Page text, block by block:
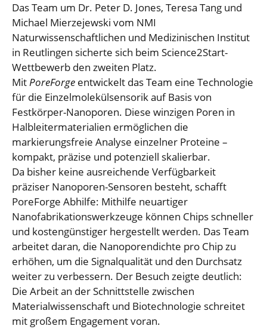
Das Team um Dr. Peter D. Jones, Teresa Tang und
Michael Mierzejewski vom NMI
Naturwissenschaftlichen und Medizinischen Institut
in Reutlingen sicherte sich beim Science2Start-
Wettbewerb den zweiten Platz.
MitPoreForge entwickelt das Team eine Technologie
für die Einzelmolekülsensorik auf Basis von
Festkörper-Nanoporen. Diese winzigen Poren in
Halbleitermaterialien ermöglichen die
markierungsfreie Analyse einzelner Proteine –
kompakt, präzise und potenziell skalierbar.
Da bisher keine ausreichende Verfügbarkeit
präziser Nanoporen-Sensoren besteht, schafft
PoreForge Abhilfe: Mithilfe neuartiger
Nanofabrikationswerkzeuge können Chips schneller
und kostengünstiger hergestellt werden. Das Team
arbeitet daran, die Nanoporendichte pro Chip zu
erhöhen, um die Signalqualität und den Durchsatz
weiter zu verbessern. Der Besuch zeigte deutlich:
Die Arbeit an der Schnittstelle zwischen
Materialwissenschaft und Biotechnologie schreitet
mit großem Engagement voran.